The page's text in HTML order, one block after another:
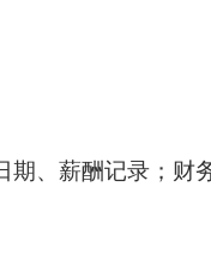
、薪酬记录；财